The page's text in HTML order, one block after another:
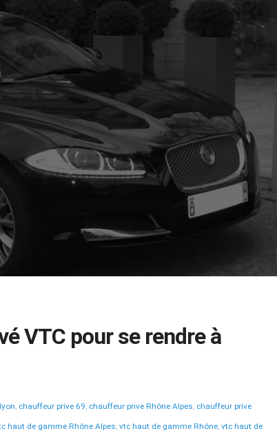
VTC pour se rendre à
, chauffeur prive 69, chauffeur prive Rhône Alpes, chauffeur prive
haut de gamme Rhône Alpes, vtc haut de gamme Rhône, vtc haut de